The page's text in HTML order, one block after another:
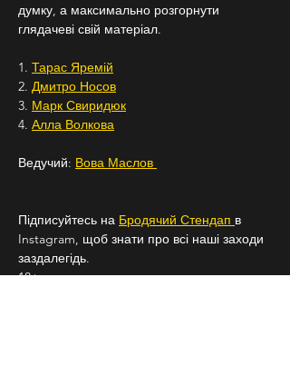
думку, а максимально розгорнути
глядачеві свій матеріал.
1. Тарас Яремій
2. Дмитро Носов
3. Марк Свиридюк
4. Алла Волкова
Ведучий: Вова Маслов
Підписуйтесь на Бродячий Стендап в
Instagram, щоб знати про всі наші заходи
заздалегідь.
18+